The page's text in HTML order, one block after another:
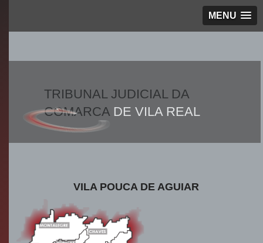
MENU
TRIBUNAL JUDICIAL DA
COMARCADE VILA REAL
VILA POUCA DE AGUIAR